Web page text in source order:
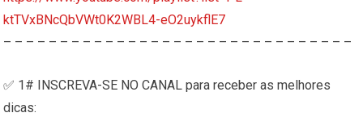
ktTVxBNcQbVWt0K2WBL4-eO2uykflE7
– – – – – – – – – – – – – – – – – – – – – – – – – – – – – – –
✅ 1# INSCREVA-SE NO CANAL para receber as melhores
dicas: